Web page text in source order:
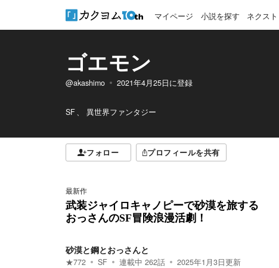
マイページ 小説を探す ネクスト
ゴエモン
@akashimo 2021年4月25日に登録
SF 異世界ファンタジー
フォロー プロフィールを共有
最新作
武装ジャイロキャノピーで砂漠を旅する
おっさんのSF冒険浪漫活劇！
砂漠と鋼とおっさんと
★772 SF 連載中 262話 2025年1月3日更新